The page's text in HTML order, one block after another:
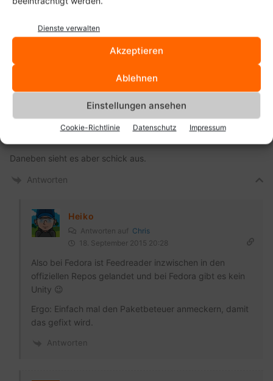
Dienste verwalten
Akzeptieren
Ablehnen
Einstellungen ansehen
Cookie-Richtlinie Datenschutz Impressum
KOMMENTARE
18. September 2015 20:19
Linux codet und es dann nicht unter jedem Linux zumindest
per Quelltext verfügbar ist. Eine Installation unter Gentoo ist
Daneben sieht es aber schick aus.
Antworten
Heiko
Antworten auf Chris
18. September 2015 20:28
Also bei Fedora ist Feedreader inzwischen in den
offiziellen Repos gelandet und bei Fedora gibt es kein
Unity 😉
Ergo: Einfach mal den Paketbeteuer anmeckern, damit
das gefixt wird.
Antworten